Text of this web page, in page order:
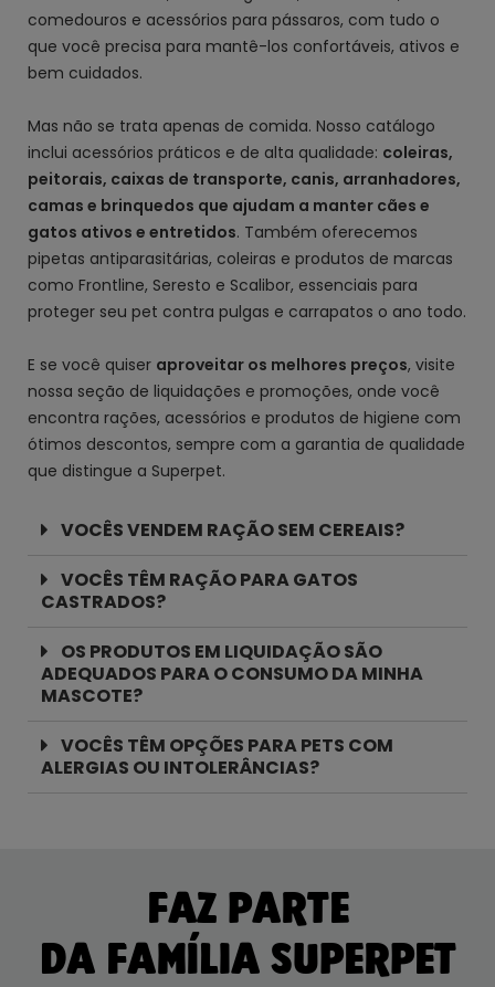
comedouros e acessórios para pássaros, com tudo o
que você precisa para mantê-los confortáveis, ativos e
bem cuidados.
Mas não se trata apenas de comida. Nosso catálogo
inclui acessórios práticos e de alta qualidade: coleiras,
peitorais, caixas de transporte, canis, arranhadores,
camas e brinquedos que ajudam a manter cães e
gatos ativos e entretidos. Também oferecemos
pipetas antiparasitárias, coleiras e produtos de marcas
como Frontline, Seresto e Scalibor, essenciais para
proteger seu pet contra pulgas e carrapatos o ano todo.
E se você quiser aproveitar os melhores preços, visite
nossa seção de liquidações e promoções, onde você
encontra rações, acessórios e produtos de higiene com
ótimos descontos, sempre com a garantia de qualidade
que distingue a Superpet.
VOCÊS VENDEM RAÇÃO SEM CEREAIS?
VOCÊS TÊM RAÇÃO PARA GATOS
CASTRADOS?
OS PRODUTOS EM LIQUIDAÇÃO SÃO
ADEQUADOS PARA O CONSUMO DA MINHA
MASCOTE?
VOCÊS TÊM OPÇÕES PARA PETS COM
ALERGIAS OU INTOLERÂNCIAS?
FAZ PARTE
DA FAMÍLIA SUPERPET